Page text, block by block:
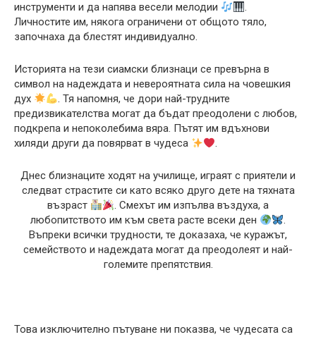
инструменти и да напява весели мелодии
.
Личностите им, някога ограничени от общото тяло,
започнаха да блестят индивидуално.
Историята на тези сиамски близнаци се превърна в
символ на надеждата и невероятната сила на човешкия
дух
. Тя напомня, че дори най-трудните
предизвикателства могат да бъдат преодолени с любов,
подкрепа и непоколебима вяра. Пътят им вдъхнови
хиляди други да повярват в чудеса
.
Днес близнаците ходят на училище, играят с приятели и
следват страстите си като всяко друго дете на тяхната
възраст
. Смехът им изпълва въздуха, а
любопитството им към света расте всеки ден
.
Въпреки всички трудности, те доказаха, че куражът,
семейството и надеждата могат да преодолеят и най-
големите препятствия.
Това изключително пътуване ни показва, че чудесата са